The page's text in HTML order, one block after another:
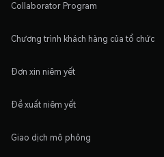
Collaborator Program
Chương trình khách hàng của tổ chức
Đơn xin niêm yết
Đề xuất niêm yết
Giao dịch mô phỏng